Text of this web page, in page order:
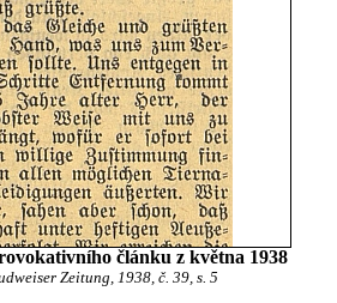
článku z května 1938
Zeitung, 1938, č. 39, s. 5